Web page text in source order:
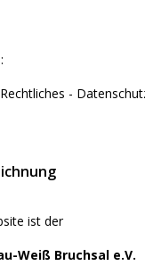
-
ist der
Weiß Bruchsal e.V.